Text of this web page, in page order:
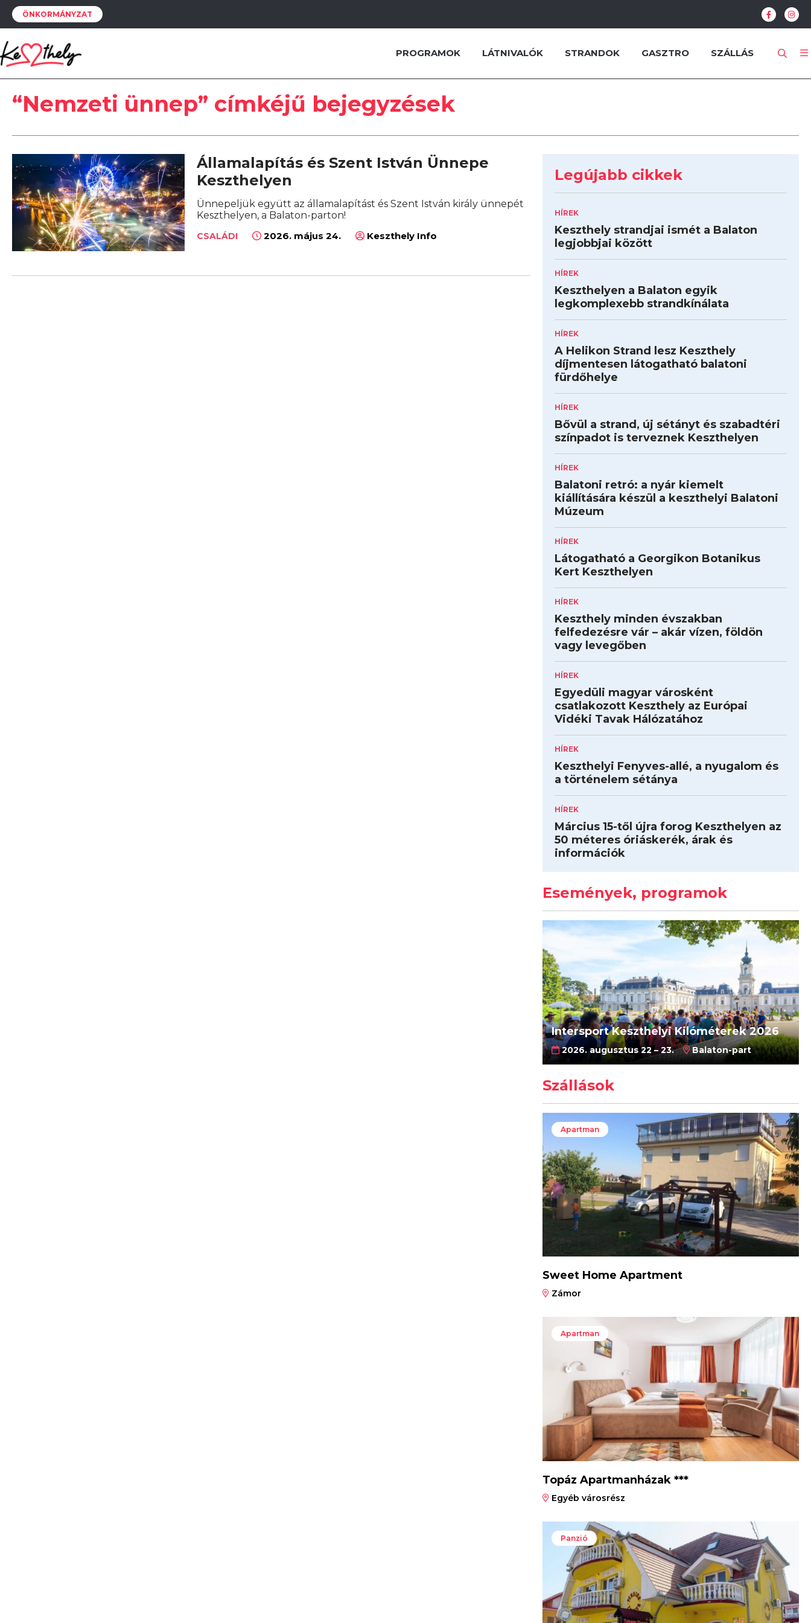
ÖNKORMÁNYZAT
PROGRAMOK LÁTNIVALÓK STRANDOK GASZTRO SZÁLLÁS
“Nemzeti ünnep” címkéjű bejegyzések
Államalapítás és Szent István Ünnepe
Keszthelyen
Ünnepeljük együtt az államalapítást és Szent István király ünnepét
Keszthelyen, a Balaton-parton!
CSALÁDI 2026. május 24. Keszthely Info
Legújabb cikkek
HÍREK
Keszthely strandjai ismét a Balaton
legjobbjai között
HÍREK
Keszthelyen a Balaton egyik
legkomplexebb strandkínálata
HÍREK
A Helikon Strand lesz Keszthely
díjmentesen látogatható balatoni
fürdőhelye
HÍREK
Bővül a strand, új sétányt és szabadtéri
színpadot is terveznek Keszthelyen
HÍREK
Balatoni retró: a nyár kiemelt
kiállítására készül a keszthelyi Balatoni
Múzeum
HÍREK
Látogatható a Georgikon Botanikus
Kert Keszthelyen
HÍREK
Keszthely minden évszakban
felfedezésre vár – akár vízen, földön
vagy levegőben
HÍREK
Egyedüli magyar városként
csatlakozott Keszthely az Európai
Vidéki Tavak Hálózatához
HÍREK
Keszthelyi Fenyves-allé, a nyugalom és
a történelem sétánya
HÍREK
Március 15-től újra forog Keszthelyen az
50 méteres óriáskerék, árak és
információk
Események, programok
Intersport Keszthelyi Kilóméterek 2026
2026. augusztus 22 – 23. Balaton-part
Szállások
Apartman
Sweet Home Apartment
Zámor
Apartman
Topáz Apartmanházak ***
Egyéb városrész
Panzió